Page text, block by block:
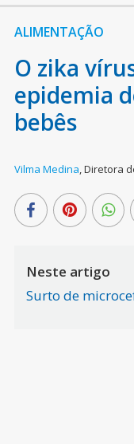
ALIMENTAÇÃO
O zika
epidemia
bebês
Vilma Medina,Diretora
Neste artigo
Surto de